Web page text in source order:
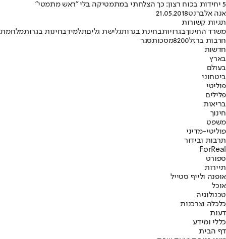
5 יחידות בכוח רצון: כך הצלחתי במתמטיקה בלי "ראש מתמטי"
אנה אלברנט21.05.2018
תגיות קשורות
משרד החינוךבגרויותבחינת בגרותגלישת גליםתלמידבחינות בגרותמלחמת
חרבות ברזל8200מסכותסגר
חדשות
בארץ
בעולם
ביטחוני
פוליטי
פלילים
בריאות
חינוך
משפט
פוליטי-מדיני
תרבות ובידור
ForReal
ספורט
תיירות
אופנה ולייף סטייל
אוכל
טכנולוגיה
כלכלה וצרכנות
דעות
כללי ומידע
דף הבית